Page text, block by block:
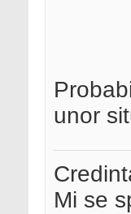
unor
Mi se